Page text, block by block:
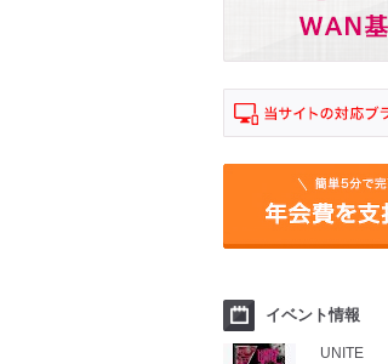
イベント情報
UNITE